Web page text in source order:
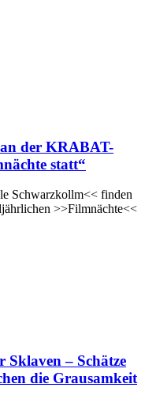
der KRABAT-
statt“
Schwarzkollm<< finden
>>Filmnächte<<
Sklaven – Schätze
die Grausamkeit